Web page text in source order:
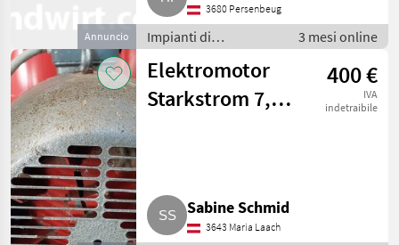
Annuncio
3680 Persenbeug
Impianti di
movimentazione e
trasporto / Soffiatori
3 mesi online
Elektromotor
Starkstrom 7,5
400 €
IVA
indetraibile
Sabine Schmid
3643 Maria Laach